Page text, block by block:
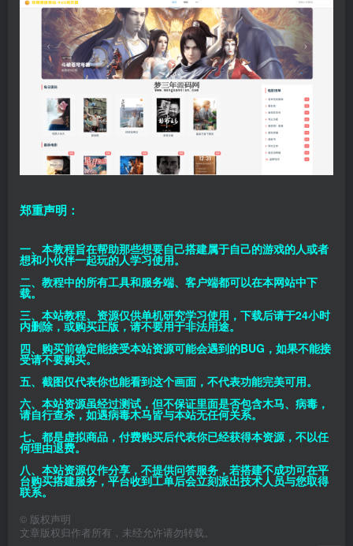
郑重声明：
一、本教程旨在帮助那些想要自己搭建属于自己的游戏的人或者
想和小伙伴一起玩的人学习使用。
二、教程中的所有工具和服务端、客户端都可以在本网站中下
载。
三、本站教程、资源仅供单机研究学习使用，下载后请于24小时
内删除，或购买正版，请不要用于非法用途。
四、购买前确定能接受本站资源可能会遇到的BUG，如果不能接
受请不要购买。
五、截图仅代表你也能看到这个画面，不代表功能完美可用。
六、本站资源虽经过测试，但不保证里面是否包含木马、病毒，
请自行查杀，如遇病毒木马皆与本站无任何关系。
七、都是虚拟商品，付费购买后代表你已经获得本资源，不以任
何理由退费。
八、本站资源仅作分享，不提供问答服务，若搭建不成功可在平
台购买搭建服务，平台收到工单后会立刻派出技术人员与您取得
联系。
© 版权声明
文章版权归作者所有，未经允许请勿转载。